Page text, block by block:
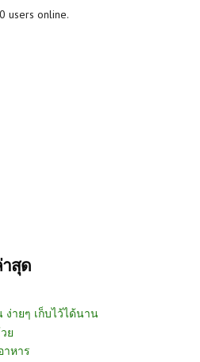
users online.
สุด
ายๆ เก็บไว้ได้นาน
ย
าหาร